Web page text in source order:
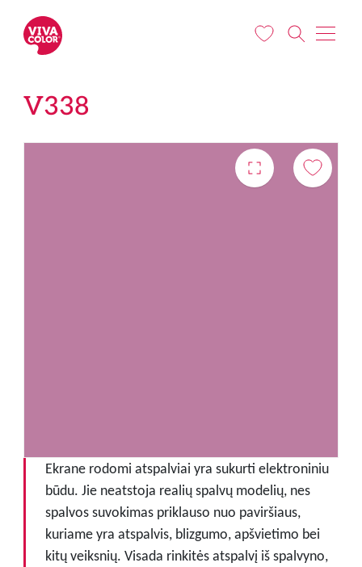
V338
Ekrane rodomi atspalviai yra sukurti elektroniniu
būdu. Jie neatstoja realių spalvų modelių, nes
spalvos suvokimas priklauso nuo paviršiaus,
kuriame yra atspalvis, blizgumo, apšvietimo bei
kitų veiksnių. Visada rinkitės atspalvį iš spalvyno,